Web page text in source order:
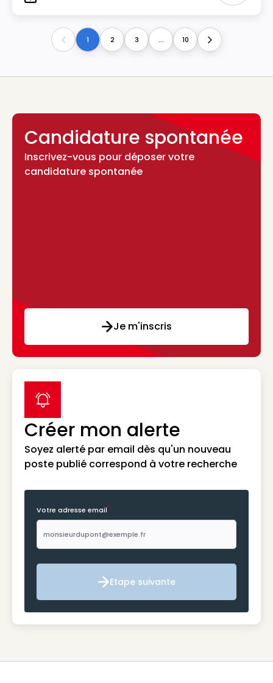
Type
Previous1 2 3 ... 10 Next
Candidature spontanée
Inscrivez-vous pour déposer votre
candidature spontanée
Je m'inscris
Créer mon alerte
Soyez alerté par email dès qu'un nouveau
poste publié correspond à votre recherche
label icon
Votre adresse email*
Etape suivante
Etape suivante